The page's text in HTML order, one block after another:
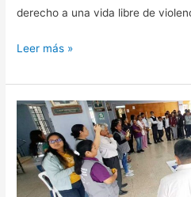
derecho a una vida libre de
Leer más »
#24junio:
Montero
fue
sede